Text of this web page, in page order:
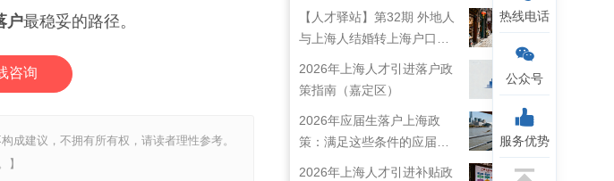
户最稳妥的路径。
咨询
成建议，不拥有所有权，请读者理性参考。
】
落户上海！
【人才驿站】第32期 外地人
与上海人结婚转上海户口攻
略来啦！
2026年上海人才引进落户政
策指南（嘉定区）
2026年应届生落户上海政
策：满足这些条件的应届生
就能落户上海啦！
2026年上海人才引进补贴政
热线电话
公众号
服务优势